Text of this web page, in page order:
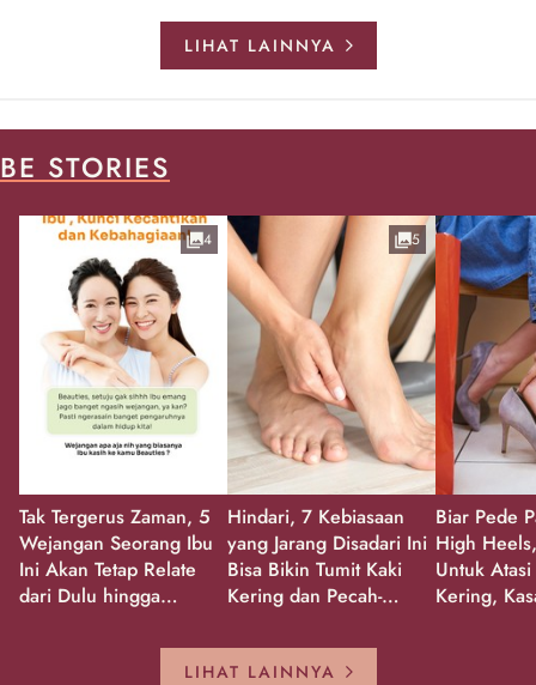
LIHAT LAINNYA
BE STORIES
Tak Tergerus Zaman, 5
Wejangan Seorang Ibu
Ini Akan Tetap Relate
dari Dulu hingga
4
Hindari, 7 Kebiasaan
yang Jarang Disadari Ini
Bisa Bikin Tumit Kaki
Kering dan Pecah-
5
Biar Pede
High
Untuk
Kering,
LIHAT LAINNYA